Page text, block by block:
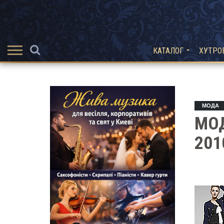
КАТАЛОГ
МОДА